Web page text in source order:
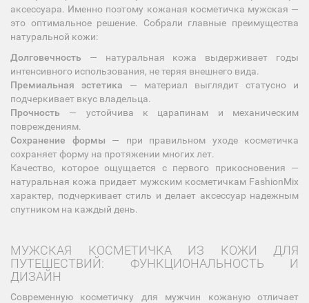
аксессуара. Именно поэтому кожаная косметичка мужская —
это оптимальное решение. Собрали главные преимущества
натуральной кожи:
Долговечность — натуральная кожа выдерживает годы
интенсивного использования, не теряя внешнего вида.
Премиальная эстетика — материал выглядит статусно и
подчеркивает вкус владельца.
Прочность — устойчива к царапинам и механическим
повреждениям.
Сохранение формы — при правильном уходе косметичка
сохраняет форму на протяжении многих лет.
Качество, которое ощущается с первого прикосновения —
натуральная кожа придает мужским косметичкам FashionMix
характер, подчеркивает стиль и делает аксессуар надежным
спутником на каждый день.
МУЖСКАЯ КОСМЕТИЧКА ИЗ КОЖИ ДЛЯ
ПУТЕШЕСТВИЙ: ФУНКЦИОНАЛЬНОСТЬ И
ДИЗАЙН
Современную косметичку для мужчин кожаную отличает